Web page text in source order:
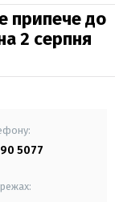
припече до
2 серпня
5077